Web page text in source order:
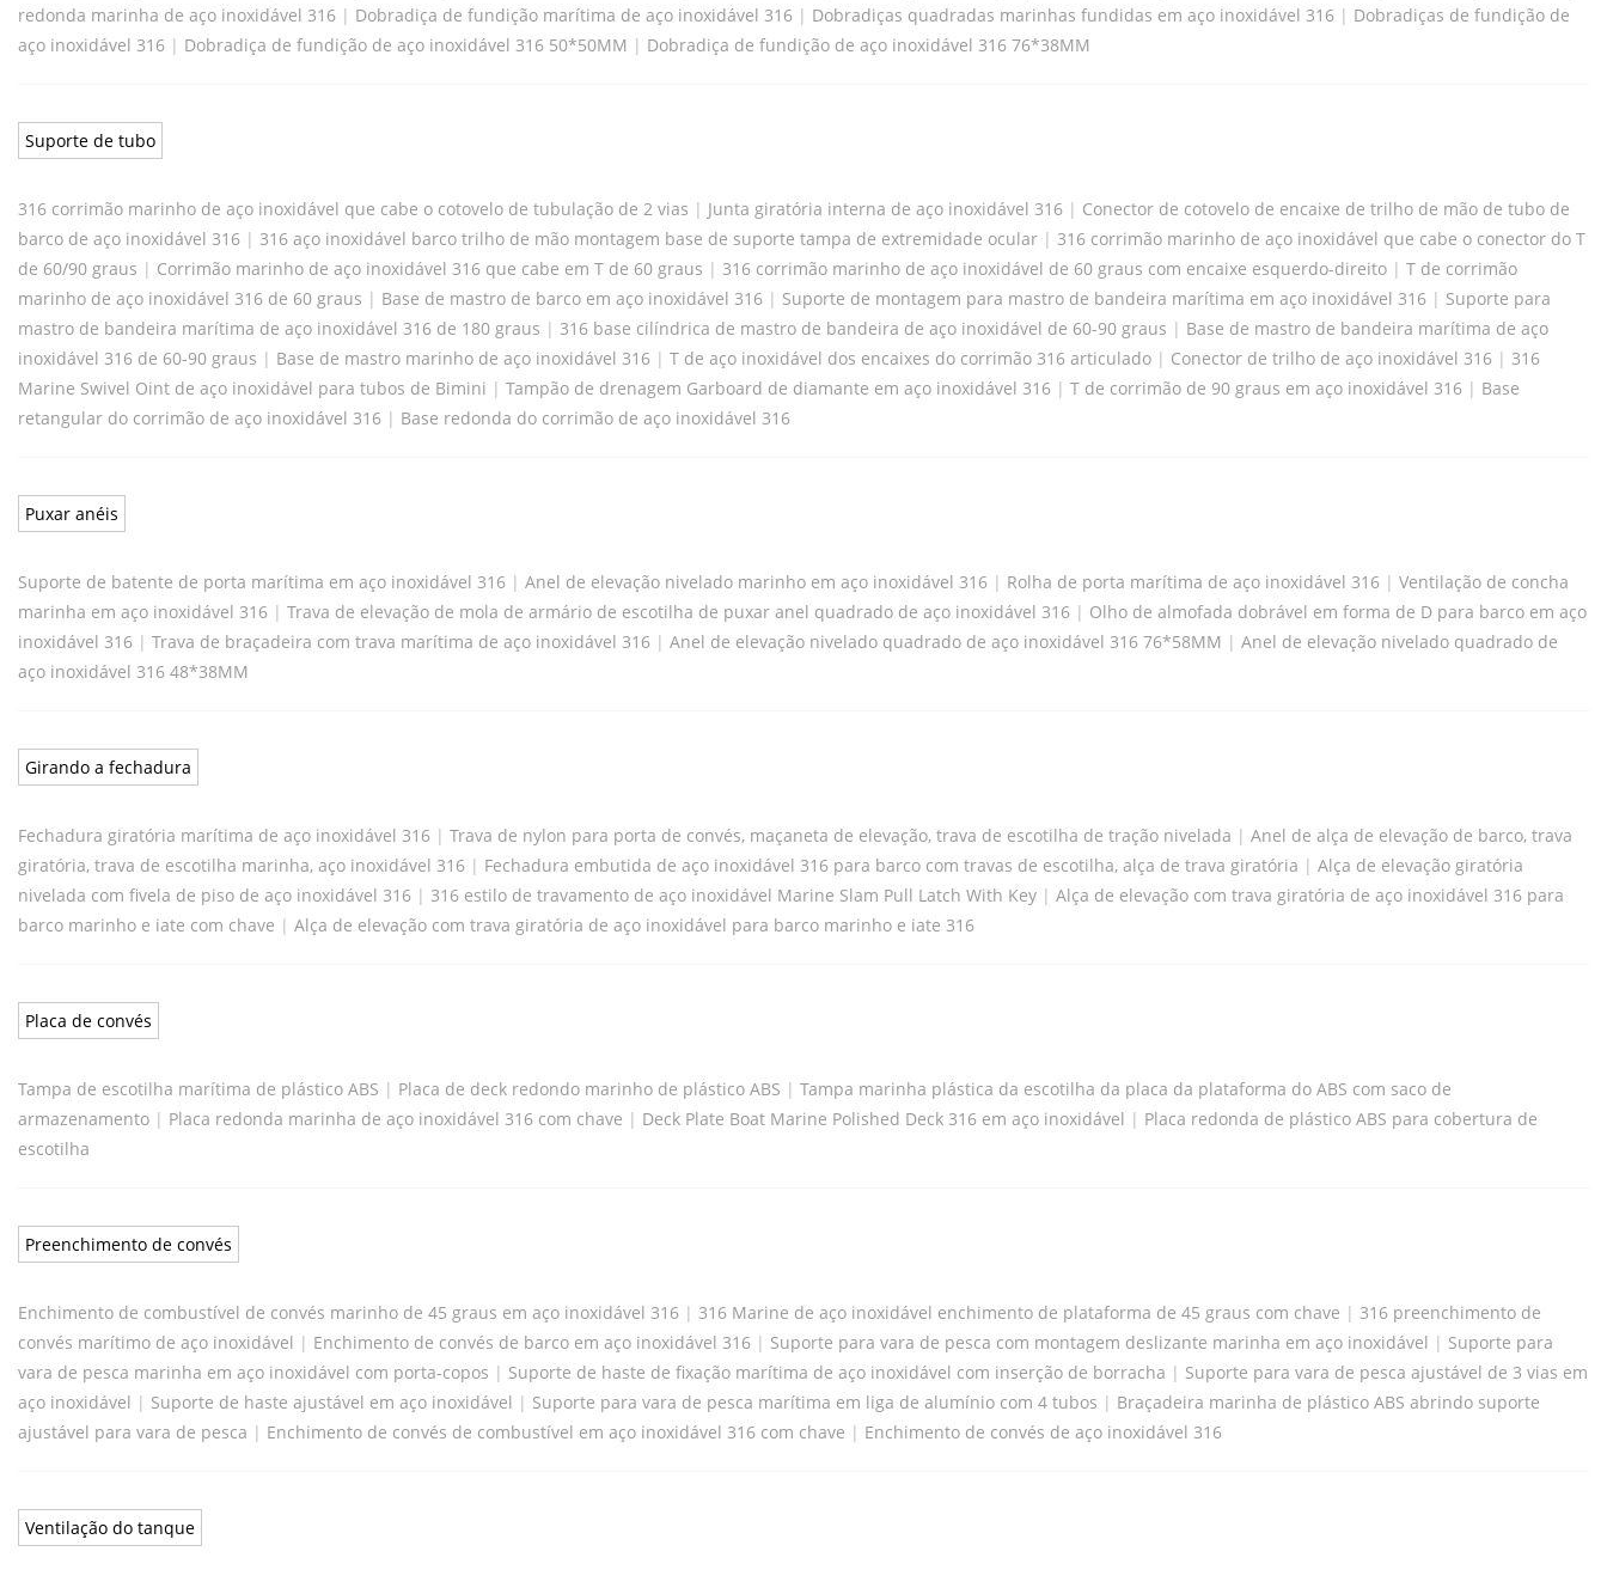
redonda marinha de aço inoxidável 316 | Dobradiça de fundição marítima de aço inoxidável 316 | Dobradiças quadradas marinhas fundidas em aço inoxidável 316 | Dobradiças de fundição de
aço inoxidável 316 | Dobradiça de fundição de aço inoxidável 316 50*50MM | Dobradiça de fundição de aço inoxidável 316 76*38MM
Suporte de tubo
316 corrimão marinho de aço inoxidável que cabe o cotovelo de tubulação de 2 vias | Junta giratória interna de aço inoxidável 316 | Conector de cotovelo de encaixe de trilho de mão de tubo de
barco de aço inoxidável 316 | 316 aço inoxidável barco trilho de mão montagem base de suporte tampa de extremidade ocular | 316 corrimão marinho de aço inoxidável que cabe o conector do T
de 60/90 graus | Corrimão marinho de aço inoxidável 316 que cabe em T de 60 graus | 316 corrimão marinho de aço inoxidável de 60 graus com encaixe esquerdo-direito | T de corrimão
marinho de aço inoxidável 316 de 60 graus | Base de mastro de barco em aço inoxidável 316 | Suporte de montagem para mastro de bandeira marítima em aço inoxidável 316 | Suporte para
mastro de bandeira marítima de aço inoxidável 316 de 180 graus | 316 base cilíndrica de mastro de bandeira de aço inoxidável de 60-90 graus | Base de mastro de bandeira marítima de aço
inoxidável 316 de 60-90 graus | Base de mastro marinho de aço inoxidável 316 | T de aço inoxidável dos encaixes do corrimão 316 articulado | Conector de trilho de aço inoxidável 316 | 316
Marine Swivel Oint de aço inoxidável para tubos de Bimini | Tampão de drenagem Garboard de diamante em aço inoxidável 316 | T de corrimão de 90 graus em aço inoxidável 316 | Base
retangular do corrimão de aço inoxidável 316 | Base redonda do corrimão de aço inoxidável 316
Puxar anéis
Suporte de batente de porta marítima em aço inoxidável 316 | Anel de elevação nivelado marinho em aço inoxidável 316 | Rolha de porta marítima de aço inoxidável 316 | Ventilação de concha
marinha em aço inoxidável 316 | Trava de elevação de mola de armário de escotilha de puxar anel quadrado de aço inoxidável 316 | Olho de almofada dobrável em forma de D para barco em aço
inoxidável 316 | Trava de braçadeira com trava marítima de aço inoxidável 316 | Anel de elevação nivelado quadrado de aço inoxidável 316 76*58MM | Anel de elevação nivelado quadrado de
aço inoxidável 316 48*38MM
Girando a fechadura
Fechadura giratória marítima de aço inoxidável 316 | Trava de nylon para porta de convés, maçaneta de elevação, trava de escotilha de tração nivelada | Anel de alça de elevação de barco, trava
giratória, trava de escotilha marinha, aço inoxidável 316 | Fechadura embutida de aço inoxidável 316 para barco com travas de escotilha, alça de trava giratória | Alça de elevação giratória
nivelada com fivela de piso de aço inoxidável 316 | 316 estilo de travamento de aço inoxidável Marine Slam Pull Latch With Key | Alça de elevação com trava giratória de aço inoxidável 316 para
barco marinho e iate com chave | Alça de elevação com trava giratória de aço inoxidável para barco marinho e iate 316
Placa de convés
Tampa de escotilha marítima de plástico ABS | Placa de deck redondo marinho de plástico ABS | Tampa marinha plástica da escotilha da placa da plataforma do ABS com saco de
armazenamento | Placa redonda marinha de aço inoxidável 316 com chave | Deck Plate Boat Marine Polished Deck 316 em aço inoxidável | Placa redonda de plástico ABS para cobertura de
escotilha
Preenchimento de convés
Enchimento de combustível de convés marinho de 45 graus em aço inoxidável 316 | 316 Marine de aço inoxidável enchimento de plataforma de 45 graus com chave | 316 preenchimento de
convés marítimo de aço inoxidável | Enchimento de convés de barco em aço inoxidável 316 | Suporte para vara de pesca com montagem deslizante marinha em aço inoxidável | Suporte para
vara de pesca marinha em aço inoxidável com porta-copos | Suporte de haste de fixação marítima de aço inoxidável com inserção de borracha | Suporte para vara de pesca ajustável de 3 vias em
aço inoxidável | Suporte de haste ajustável em aço inoxidável | Suporte para vara de pesca marítima em liga de alumínio com 4 tubos | Braçadeira marinha de plástico ABS abrindo suporte
ajustável para vara de pesca | Enchimento de convés de combustível em aço inoxidável 316 com chave | Enchimento de convés de aço inoxidável 316
Ventilação do tanque